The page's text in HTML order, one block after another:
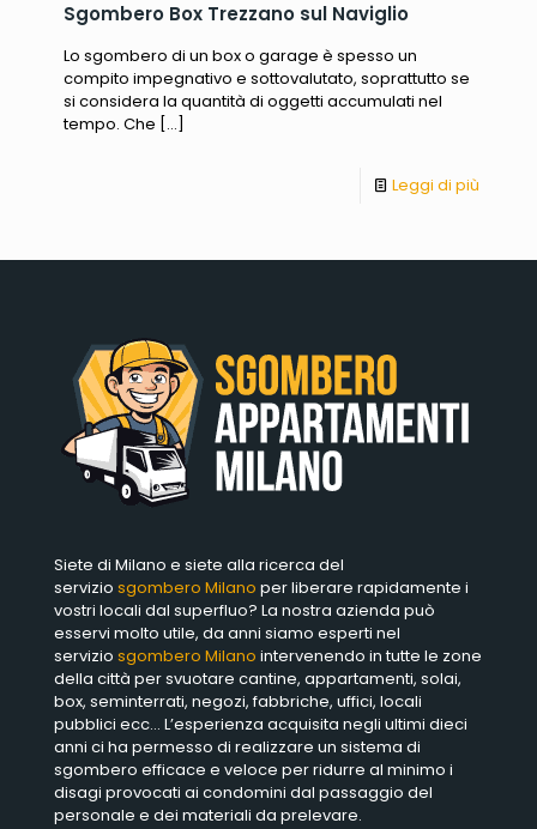
Sgombero Box Trezzano sul Naviglio
Lo sgombero di un box o garage è spesso un
compito impegnativo e sottovalutato, soprattutto se
si considera la quantità di oggetti accumulati nel
tempo. Che […]
Leggi di più
Siete di Milano e siete alla ricerca del
servizio sgombero Milano per liberare rapidamente i
vostri locali dal superfluo? La nostra azienda può
esservi molto utile, da anni siamo esperti nel
servizio sgombero Milano intervenendo in tutte le zone
della città per svuotare cantine, appartamenti, solai,
box, seminterrati, negozi, fabbriche, uffici, locali
pubblici ecc… L’esperienza acquisita negli ultimi dieci
anni ci ha permesso di realizzare un sistema di
sgombero efficace e veloce per ridurre al minimo i
disagi provocati ai condomini dal passaggio del
personale e dei materiali da prelevare.